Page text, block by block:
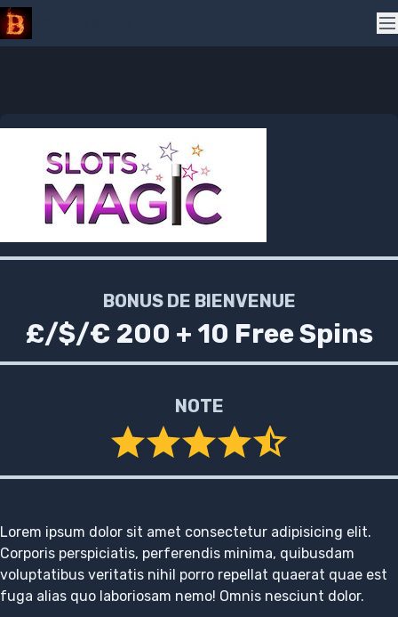
Skip to navigation
Skip to content
BONUS DE BIENVENUE
£/$/€ 200 + 10 Free Spins
NOTE
Lorem ipsum dolor sit amet consectetur adipisicing elit.
Corporis perspiciatis, perferendis minima, quibusdam
voluptatibus veritatis nihil porro repellat quaerat quae est
fuga alias quo laboriosam nemo! Omnis nesciunt dolor.